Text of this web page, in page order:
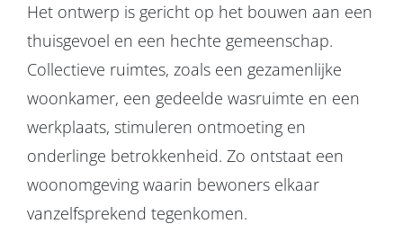
Het ontwerp is gericht op het bouwen aan een
thuisgevoel en een hechte gemeenschap.
Collectieve ruimtes, zoals een gezamenlijke
woonkamer, een gedeelde wasruimte en een
werkplaats, stimuleren ontmoeting en
onderlinge betrokkenheid. Zo ontstaat een
woonomgeving waarin bewoners elkaar
vanzelfsprekend tegenkomen.